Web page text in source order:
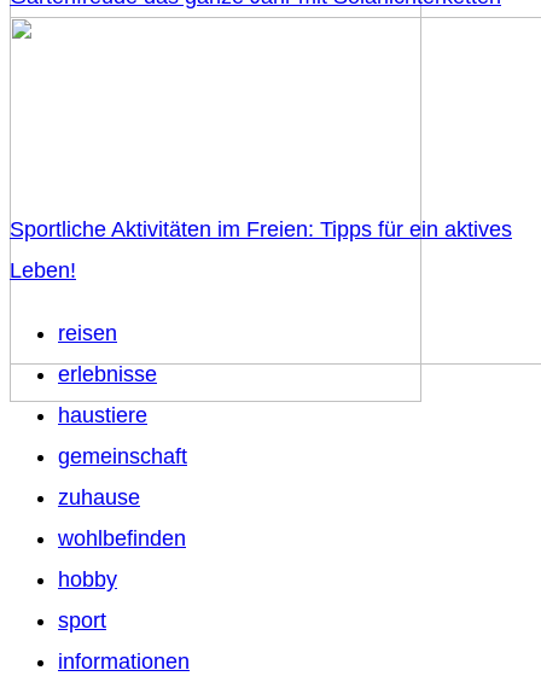
Sportliche Aktivitäten im Freien: Tipps für ein aktives
Leben!
reisen
erlebnisse
haustiere
gemeinschaft
zuhause
wohlbefinden
hobby
sport
informationen